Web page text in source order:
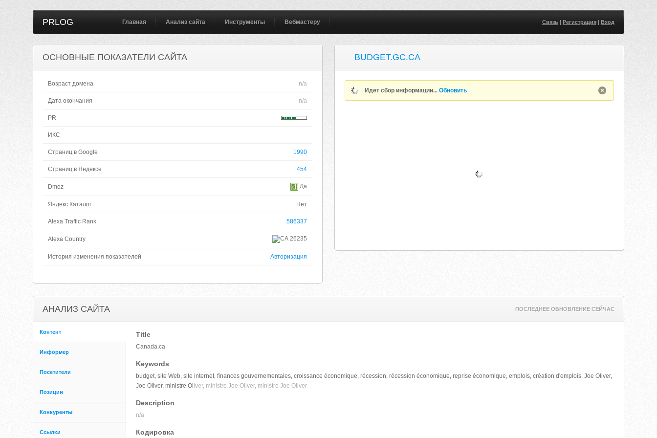
PRLOG Главная Анализ сайта Инструменты Вебмастеру Связь| Регистрация| Вход
ОСНОВНЫЕ ПОКАЗАТЕЛИ САЙТА
Возраст домена n/a
Дата окончания n/a
PR
ИКС
Страниц в Google 1990
Страниц в Яндексе 454
Dmoz Да
Яндекс Каталог Нет
Alexa Traffic Rank 586337
Alexa Country 26235
История изменения показателей Авторизация
BUDGET.GC.CA
Идет сбор информации...Обновить
АНАЛИЗ САЙТА ПОСЛЕДНЕЕ ОБНОВЛЕНИЕ СЕЙЧАС
Контент
Информер
Посетители
Позиции
Конкуренты
Ссылки
Title
Canada.ca
Keywords
budget, site Web, site internet, finances gouvernementales, croissance économique, récession, récession économique, reprise économique, emplois, création d'emplois, Joe Oliver,
Joe Oliver, ministre Ol iver, ministre Joe Oliver, ministre Joe Oliver
Description
n/a
Кодировка